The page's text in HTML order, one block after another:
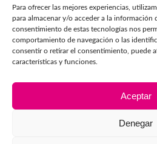
Para ofrecer las mejores experiencias,
para almacenar y/o acceder a la información
consentimiento de estas tecnologías nos
comportamiento de navegación o las
consentir o retirar el consentimiento, puede
características y funciones.
Aceptar
Denegar